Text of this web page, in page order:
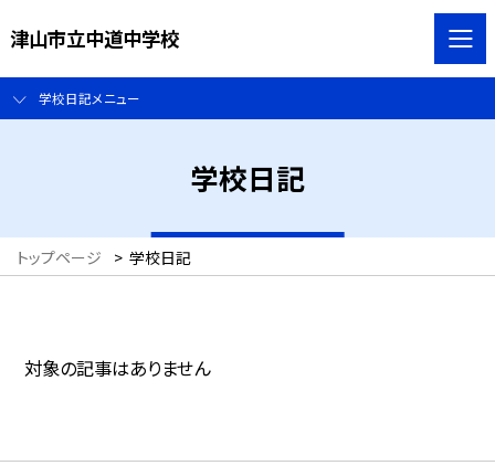
津山市立中道中学校
学校日記メニュー
学校日記
トップページ > 学校日記
対象の記事はありません